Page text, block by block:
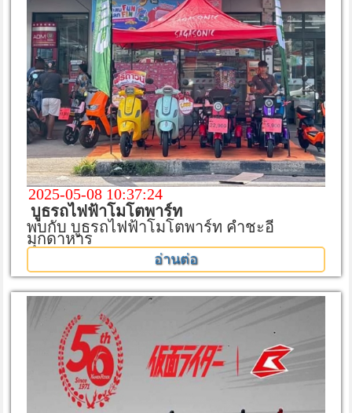
2025-05-08 10:37:24
บูธรถไฟฟ้าโมโตพาร์ท
พบกับ บูธรถไฟฟ้าโมโตพาร์ท คำชะอี
มุกดาหาร
อ่านต่อ